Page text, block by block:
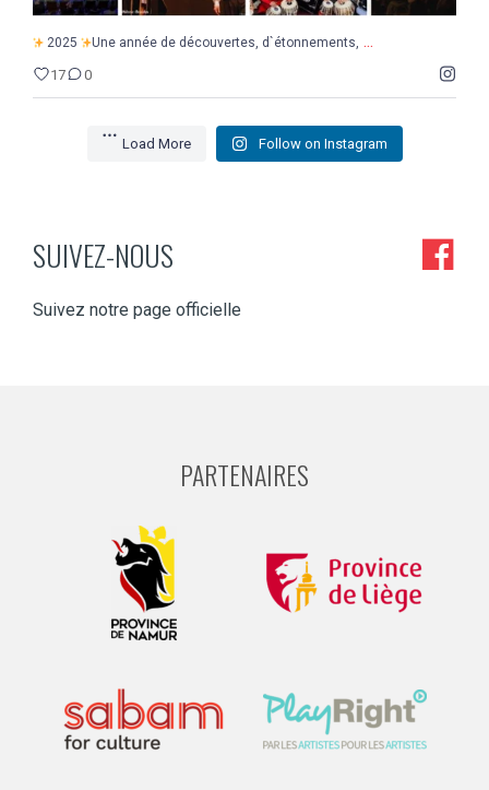
2025 Une année de découvertes, d`étonnements, ...
17 0
Load More Follow on Instagram
SUIVEZ-NOUS
Suivez notre page officielle
PARTENAIRES